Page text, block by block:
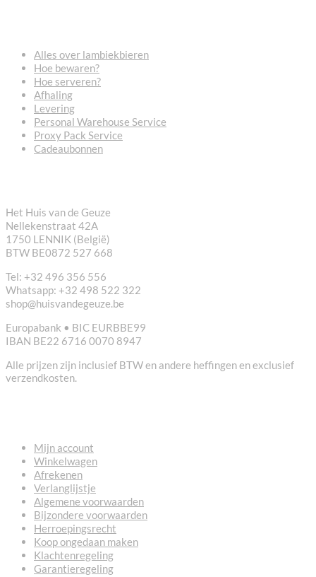
Alles over lambiekbieren
Hoe bewaren?
Hoe serveren?
Afhaling
Levering
Personal Warehouse Service
Proxy Pack Service
Cadeaubonnen
Het Huis van de Geuze
Nellekenstraat 42A
1750 LENNIK (België)
BTW BE0872 527 668
Tel: +32 496 356 556
Whatsapp: +32 498 522 322
shop@huisvandegeuze.be
Europabank • BIC EURBBE99
IBAN BE22 6716 0070 8947
Alle prijzen zijn inclusief BTW en andere heffingen en exclusief
verzendkosten.
Mijn account
Winkelwagen
Afrekenen
Verlanglijstje
Algemene voorwaarden
Bijzondere voorwaarden
Herroepingsrecht
Koop ongedaan maken
Klachtenregeling
Garantieregeling